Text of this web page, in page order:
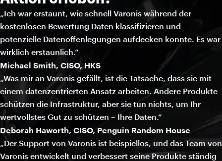
„Ich war erstaunt, wie schnell Varonis während der
kostenlosen Bewertung Daten klassifizieren und
potenzielle Datenoffenlegungen aufdecken konnte. Es war
wirklich erstaunlich.“
Michael Smith, CISO, HKS
„Was mir an Varonis gefällt, ist die Tatsache, dass sie mit
einem datenzentrierten Ansatz arbeiten. Andere Produkte
schützen die Infrastruktur, aber sie tun nichts, um Ihr
wertvollstes Gut zu schützen – Ihre Daten.“
Deborah Haworth, CISO, Penguin Random House
„Der Support von Varonis ist beispiellos, und das Team von
Varonis entwickelt und verbessert seine Produkte ständig